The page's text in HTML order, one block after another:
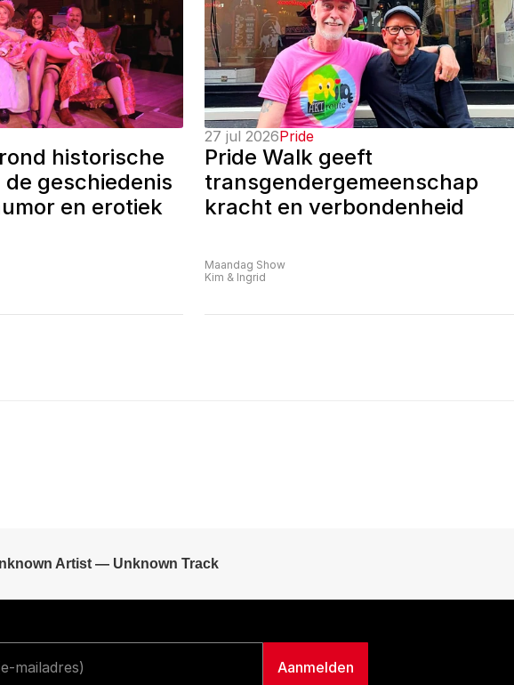
historische
geschiedenis
en erotiek
27 jul 2026Pride
Pride Walk geeft
transgendergemeenschap
kracht en verbondenheid
Maandag Show
Kim & Ingrid
Artist — Unknown Track